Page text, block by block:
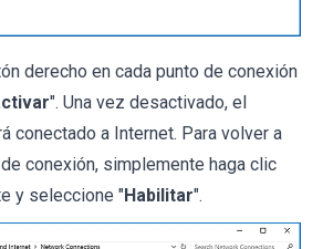
derecho en cada punto de conexión
". Una vez desactivado, el
conectado a Internet. Para volver a
conexión, simplemente haga clic
y seleccione "Habilitar".